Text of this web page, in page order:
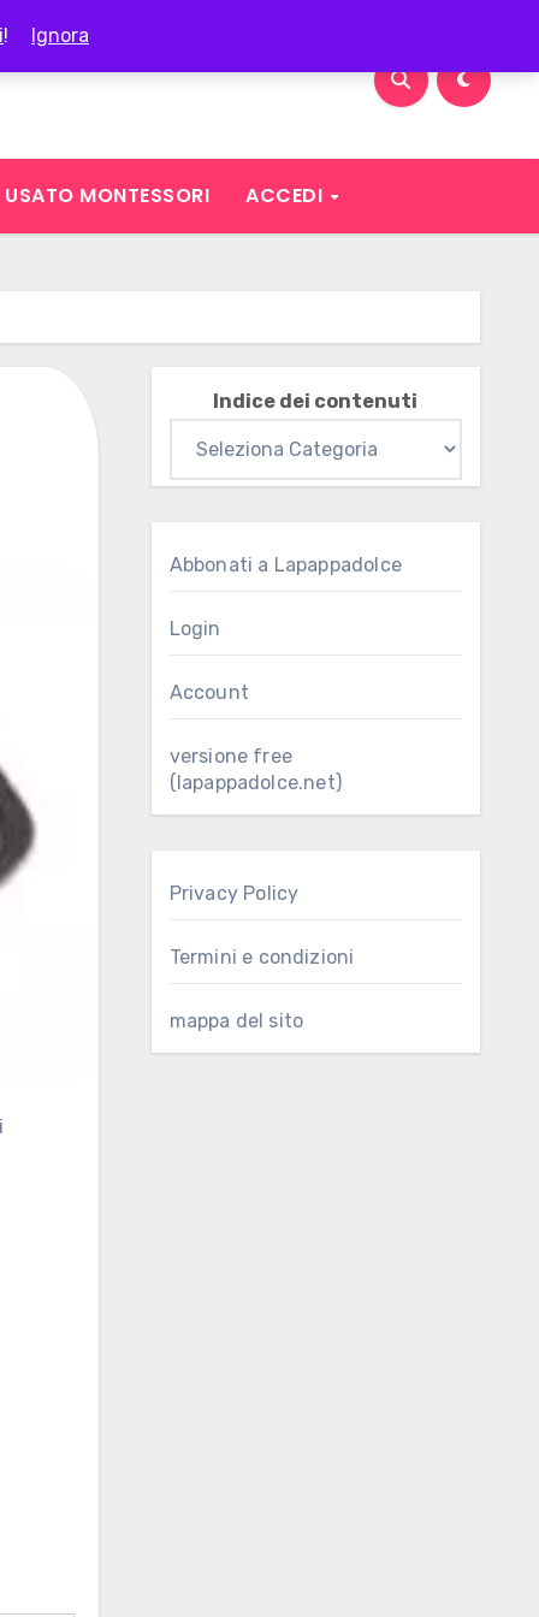
! Ignora
USATO MONTESSORI ACCEDI
Indice dei contenuti
Abbonati a Lapappadolce
Login
Account
versione free
(lapappadolce.net)
Privacy Policy
Termini e condizioni
mappa del sito